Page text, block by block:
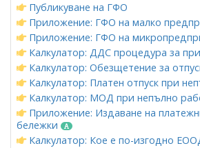
Публикуване на ГФО
Приложение: ГФО на малко
Приложение: ГФО на
Калкулатор: ДДС процедура за
Калкулатор: Обезщетение за
Калкулатор: Платен отпуск при
Калкулатор: МОД при непълно
Приложение: Издаване на
бележки
Калкулатор: Кое е по-изгодно